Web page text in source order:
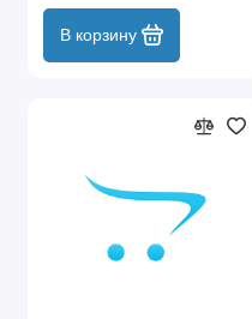
В корзину